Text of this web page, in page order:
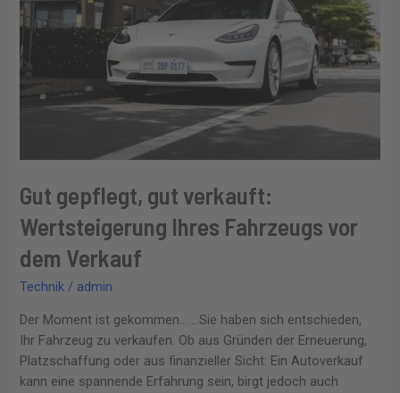
Gut gepflegt, gut verkauft:
Wertsteigerung Ihres Fahrzeugs vor
dem Verkauf
Technik / admin
Der Moment ist gekommen… …Sie haben sich entschieden,
Ihr Fahrzeug zu verkaufen. Ob aus Gründen der Erneuerung,
Platzschaffung oder aus finanzieller Sicht: Ein Autoverkauf
kann eine spannende Erfahrung sein, birgt jedoch auch
Wertsteigerung
Ihres
Fahrzeugs
vor
dem
Verkauf